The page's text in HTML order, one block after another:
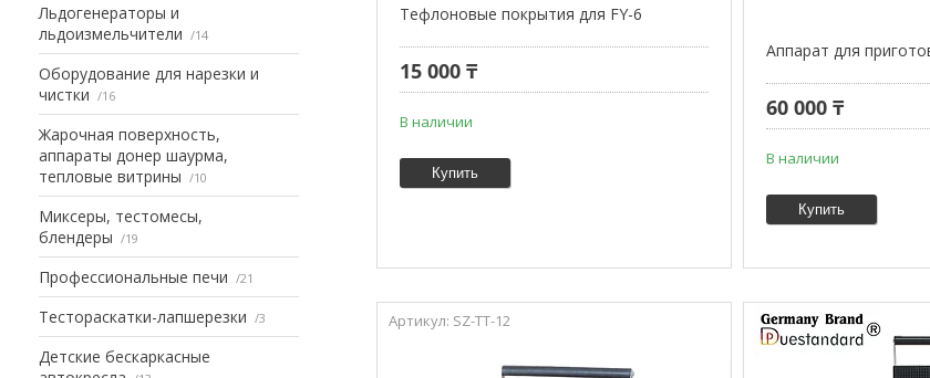
Льдогенераторы и
льдоизмельчители
14
Оборудование для нарезки и
чистки
16
Жарочная поверхность,
аппараты донер шаурма,
тепловые витрины
10
Миксеры, тестомесы,
блендеры
19
Профессиональные печи 21
Тестораскатки-лапшерезки 3
Детские бескаркасные
Тефлоновые покрытия для FY-6
15 000 ₸
В наличии
Купить
Аппарат для
60 000 ₸
В наличии
Купить
SZ-TT-12